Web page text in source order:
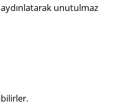
aydınlatarak unutulmaz